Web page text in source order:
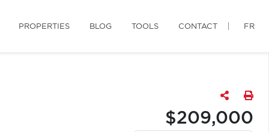
PROPERTIES BLOG TOOLS CONTACT FR
$209,000